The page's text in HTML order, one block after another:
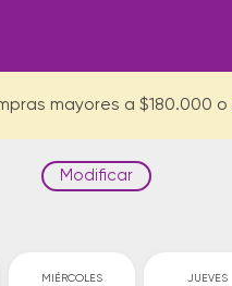
mayores a $180.000 o
Modificar
MIÉRCOLES JUEVES